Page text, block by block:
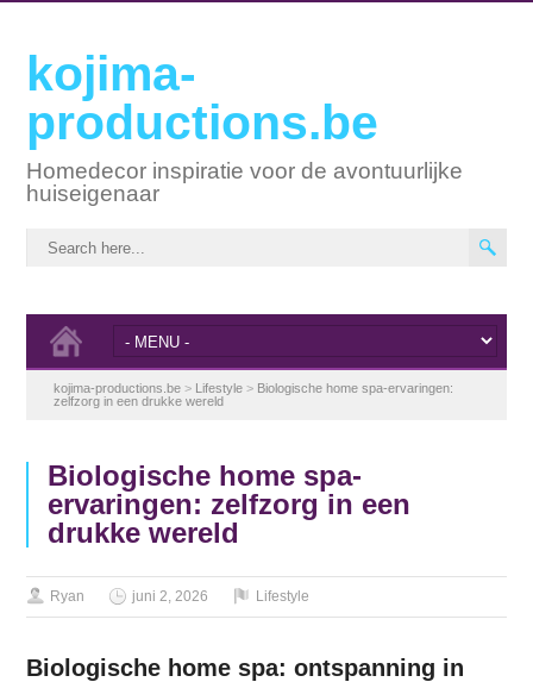
kojima-
productions.be
Homedecor inspiratie voor de avontuurlijke
huiseigenaar
kojima-productions.be > Lifestyle > Biologische home spa-ervaringen:
zelfzorg in een drukke wereld
Biologische home spa-
ervaringen: zelfzorg in een
drukke wereld
Ryan juni 2, 2026 Lifestyle
Biologische home spa: ontspanning in